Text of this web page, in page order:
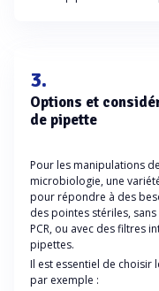
3.
Options et
de pipette
Pour les manipulations
microbiologie, une
pour répondre à des
des pointes stériles,
PCR, ou avec des filtres
pipettes.
Il est essentiel de choisir
par exemple :